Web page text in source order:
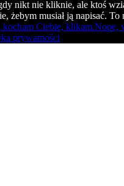
nikt nie kliknie, ale ktoś
żebym musiał ją napisać. To
kocham Ciebie, klikam.Nope,
prywatności